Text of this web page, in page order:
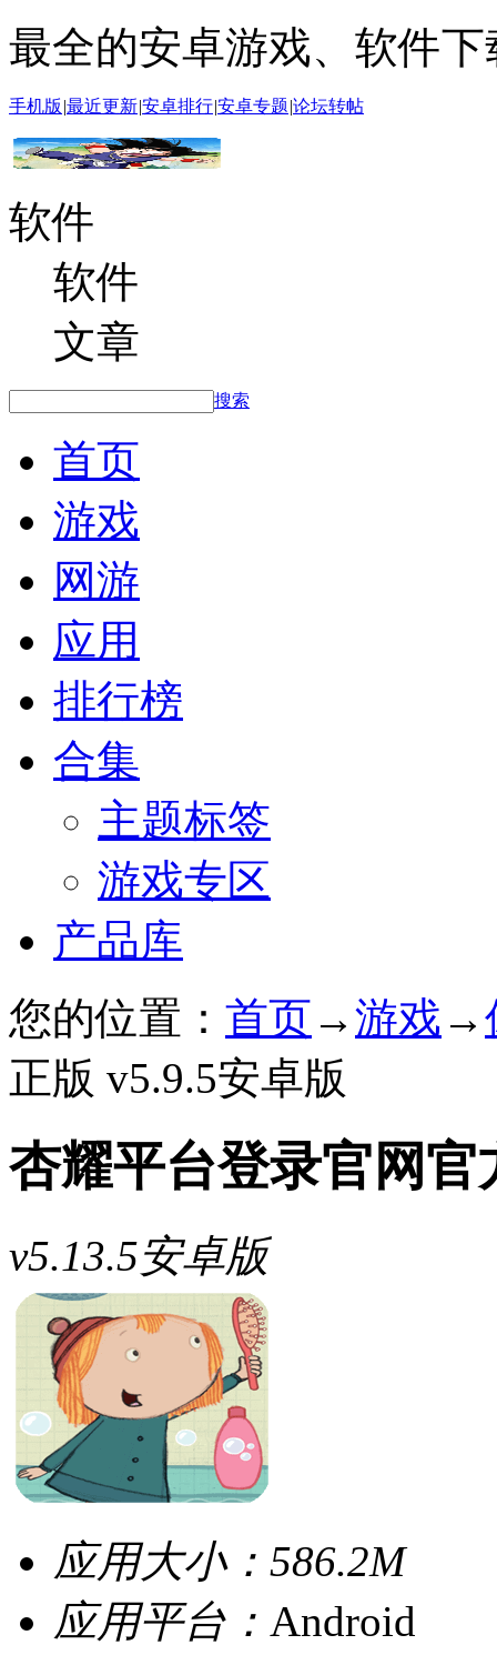
最全的安卓游戏、软件下
手机版 |最近更新|安卓排行|安卓专题|论坛转帖
软件
软件
文章
搜索
首页
游戏
网游
应用
排行榜
合集
主题标签
游戏专区
产品库
您的位置： 首页 →游戏 →
正版 v5.9.5安卓版
杏耀平台登录官网官
v5.13.5安卓版
应用大小： 586.2M
应用平台： Android